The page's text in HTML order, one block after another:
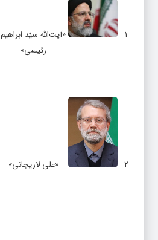
۱
«آیت‌الله سیّد ابراهیم
رئیسی»
۲ «علی لاریجانی»